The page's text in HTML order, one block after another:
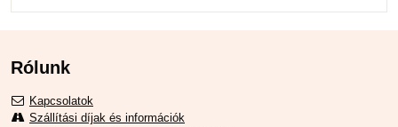
Rólunk
Kapcsolatok
Szállítási díjak és információk